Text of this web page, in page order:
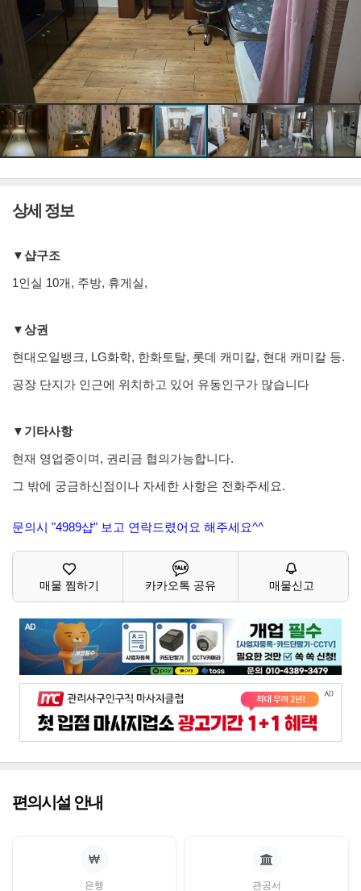
상세 정보
▼샵구조
1인실 10개, 주방, 휴게실,
▼상권
현대오일뱅크, LG화학, 한화토탈, 롯데 캐미칼, 현대 캐미칼 등.
공장 단지가 인근에 위치하고 있어 유동인구가 많습니다
▼기타사항
현재 영업중이며, 권리금 협의가능합니다.
그 밖에 궁금하신점이나 자세한 사항은 전화주세요.
문의시 "4989샵" 보고 연락드렸어요 해주세요^^
매물 찜하기 카카오톡 공유 매물신고
편의시설 안내
은행 관공서